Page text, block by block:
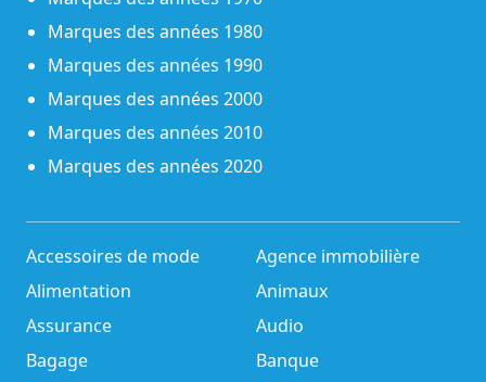
Marques des années 1980
Marques des années 1990
Marques des années 2000
Marques des années 2010
Marques des années 2020
Accessoires de mode
Agence immobilière
Alimentation
Animaux
Assurance
Audio
Bagage
Banque